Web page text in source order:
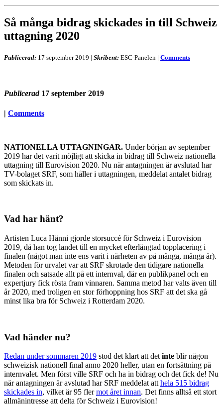
Så många bidrag skickades in till Schweiz
uttagning 2020
Publicerad: 17 september 2019 | Skribent: ESC-Panelen | Comments
Publicerad 17 september 2019
| Comments
NATIONELLA UTTAGNINGAR. Under början av september
2019 har det varit möjligt att skicka in bidrag till Schweiz nationella
uttagning till Eurovision 2020. Nu när antagningen är avslutad har
TV-bolaget SRF, som håller i uttagningen, meddelat antalet bidrag
som skickats in.
Vad har hänt?
Artisten Luca Hänni gjorde storsuccé för Schweiz i Eurovision
2019, då han tog landet till en mycket efterlängtad topplacering i
finalen (något man inte ens varit i närheten av på många, många år).
Metoden för urvalet var att SRF skrotade den tidigare nationella
finalen och satsade allt på ett internval, där en publikpanel och en
expertjury fick rösta fram vinnaren. Samma metod har valts även till
år 2020, med troligen en stor förhoppning hos SRF att det ska gå
minst lika bra för Schweiz i Rotterdam 2020.
Vad händer nu?
Redan under sommaren 2019 stod det klart att detinte blir någon
schweizisk nationell final anno 2020 heller, utan en fortsättning på
internvalet. Men först ville SRF och ha in bidrag och det fick de! Nu
när antagningen är avslutad har SRF meddelat atthela 515 bidrag
skickades in, vilket är 95 flermot året innan. Det finns alltså ett stort
allmänintresse att delta för Schweiz i Eurovision!